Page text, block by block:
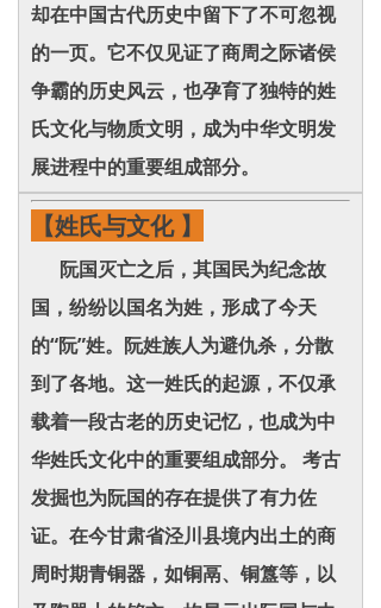
却在中国古代历史中留下了不可忽视
的一页。它不仅见证了商周之际诸侯
争霸的历史风云，也孕育了独特的姓
氏文化与物质文明，成为中华文明发
展进程中的重要组成部分。
【姓氏与文化 】
阮国灭亡之后，其国民为纪念故
国，纷纷以国名为姓，形成了今天
的“阮”姓。阮姓族人为避仇杀，分散
到了各地。这一姓氏的起源，不仅承
载着一段古老的历史记忆，也成为中
华姓氏文化中的重要组成部分。 考古
发掘也为阮国的存在提供了有力佐
证。在今甘肃省泾川县境内出土的商
周时期青铜器，如铜鬲、铜簋等，以